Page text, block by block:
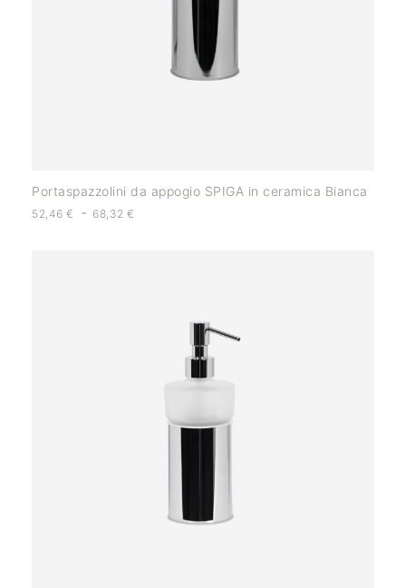
Portaspazzolini da appogio SPIGA in ceramica Bianca
52,46 € - 68,32€